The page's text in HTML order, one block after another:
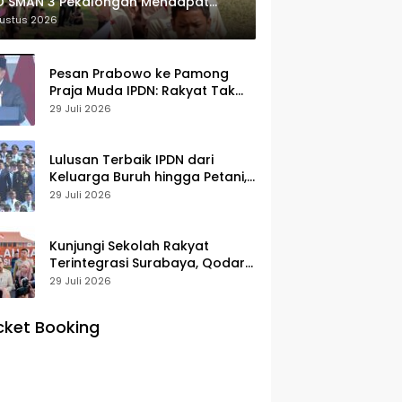
dan Respon Positif Orang
Murid
2026
Pesan Prabowo ke Pamong
Praja Muda IPDN: Rakyat Tak
Butuh Birokrasi Berbelit
29 Juli 2026
Lulusan Terbaik IPDN dari
Keluarga Buruh hingga Petani,
Prabowo: Membanggakan Hati
29 Juli 2026
Kunjungi Sekolah Rakyat
Terintegrasi Surabaya, Qodari:
Fasilitasnya Setara Sekolah
29 Juli 2026
Booking